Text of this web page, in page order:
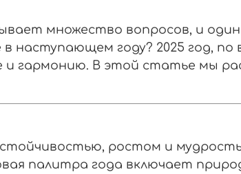
множество вопросов, и
в наступающем году? 2025 год,
и гармонию. В этой статье мы
ростом и
палитра года включает